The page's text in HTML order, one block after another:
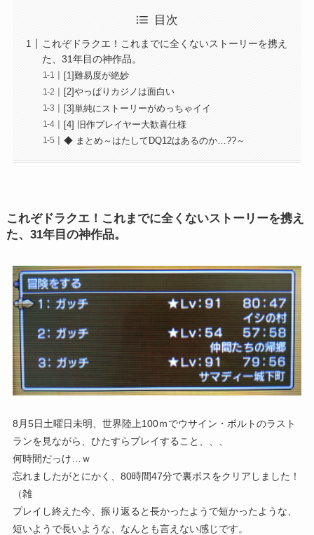
目次
これぞドラクエ！これまでに全くないストーリーを携え
た、31年目の神作品。
[1]難易度が絶妙
[2]やっぱりカジノは面白い
[3]単純にストーリーがめっちゃイイ
[4] 旧作プレイヤー大歓喜仕様
◆ まとめ～はたしてDQ12はあるのか…??～
これぞドラクエ！これまでに全くないストーリーを携え
た、31年目の神作品。
8月5日土曜日未明、世界陸上100ｍでウサイン・ボルトのラスト
ランを見ながら、ひたすらプレイすること、、、
何時間だっけ…ｗ
忘れましたがとにかく、80時間47分で裏ボスをクリアしました！
（雑
プレイし終えた今、振り返ると長かったようで短かったような、
短いようで長いような、なんとも言えない感じです。